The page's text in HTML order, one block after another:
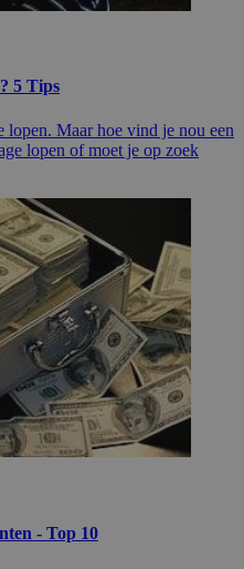
5 Tips
lopen. Maar hoe vind je nou een
lopen of moet je op zoek
- Top 10